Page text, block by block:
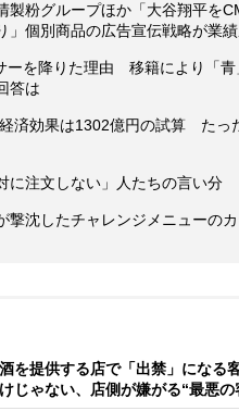
製粉グループほか「大谷翔平を
個別商品の広告宣伝戦略が業
ーを降りた理由 移籍により「青
答は
済効果は1302億円の試算 たっ
に注文しない」人たちの言い分
撃沈したチャレンジメニューのカ
を提供する店で「出禁」にな
じゃない、店側が嫌がる“最悪の